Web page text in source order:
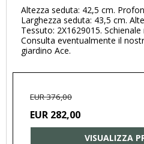
Altezza seduta: 42,5 cm.
Larghezza seduta: 43,5 cm.
Tessuto: 2X1629015.
Consulta eventualmente il
giardino Ace.
EUR 376,00
EUR 282,00
VISUALIZZA